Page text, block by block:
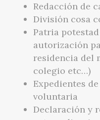
Redacción de
División cosa
Patria
autorización
residencia del
colegio etc…)
Expedientes
voluntaria
Declaración y